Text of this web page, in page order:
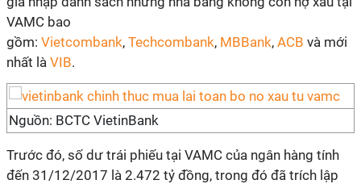
VAMC bao
gồm: Vietcombank, Techcombank, MBBank, ACB và mới
nhất là VIB.
Nguồn: BCTC VietinBank
Trước đó, số dư trái phiếu tại VAMC của ngân hàng tính
đến 31/12/2017 là 2.472 tỷ đồng, trong đó đã trích lập